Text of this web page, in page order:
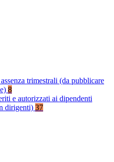
trimestrali (da pubblicare
8
e autorizzati ai dipendenti
dirigenti) 37